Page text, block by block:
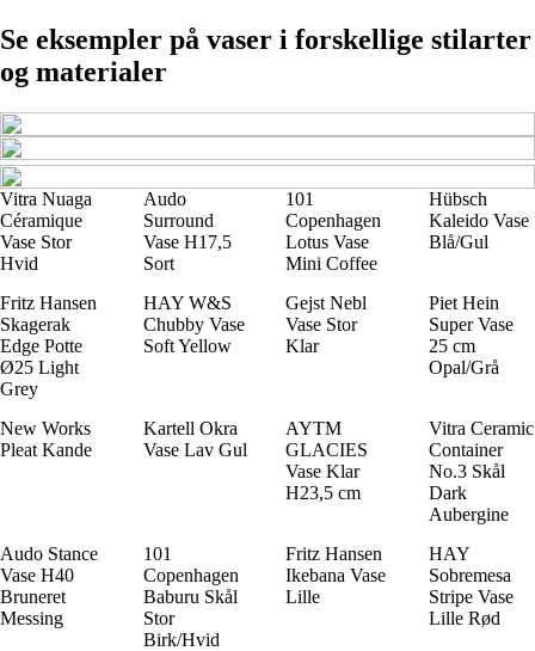
Se eksempler på vaser i forskellige stilarter
og materialer
Vitra Nuaga
Céramique
Vase Stor
Hvid
Audo
Surround
Vase H17,5
Sort
101
Copenhagen
Lotus Vase
Mini Coffee
Hübsch
Kaleido Vase
Blå/Gul
Fritz Hansen
Skagerak
Edge Potte
Ø25 Light
Grey
HAY W&S
Chubby Vase
Soft Yellow
Gejst Nebl
Vase Stor
Klar
Piet Hein
Super Vase
25 cm
Opal/Grå
New Works
Pleat Kande
Kartell Okra
Vase Lav Gul
AYTM
GLACIES
Vase Klar
H23,5 cm
Vitra Ceramic
Container
No.3 Skål
Dark
Aubergine
Audo Stance
Vase H40
Bruneret
Messing
101
Copenhagen
Baburu Skål
Stor
Birk/Hvid
Fritz Hansen
Ikebana Vase
Lille
HAY
Sobremesa
Stripe Vase
Lille Rød